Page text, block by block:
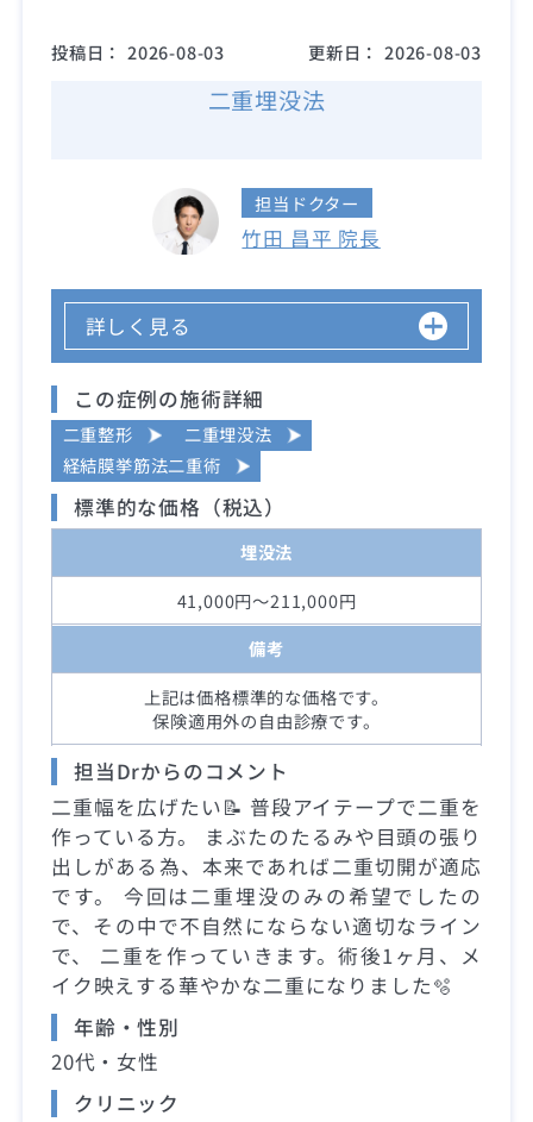
投稿日： 2026-08-03 更新日： 2026-08-03
二重埋没法
担当ドクター
竹田 昌平 院長
詳しく見る
この症例の施術詳細
二重整形
二重埋没法
経結膜挙筋法二重術
標準的な価格（税込）
埋没法
41,000円～211,000円
備考
上記は価格標準的な価格です。
保険適用外の自由診療です。
担当Drからのコメント
二重幅を広げたい📝 普段アイテープで二重を
作っている方。 まぶたのたるみや目頭の張り
出しがある為、本来であれば二重切開が適応
です。 今回は二重埋没のみの希望でしたの
で、その中で不自然にならない適切なライン
で、 二重を作っていきます。術後1ヶ月、メ
イク映えする華やかな二重になりました🫧
年齢・性別
20代・女性
クリニック